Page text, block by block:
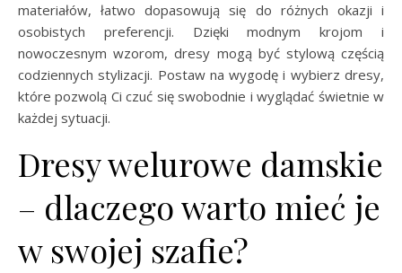
materiałów, łatwo dopasowują się do różnych okazji i
osobistych preferencji. Dzięki modnym krojom i
nowoczesnym wzorom, dresy mogą być stylową częścią
codziennych stylizacji. Postaw na wygodę i wybierz dresy,
które pozwolą Ci czuć się swobodnie i wyglądać świetnie w
każdej sytuacji.
Dresy welurowe damskie
– dlaczego warto mieć je
w swojej szafie?